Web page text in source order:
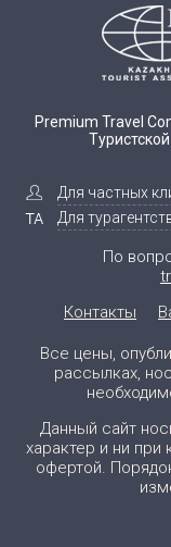
Premium Travel
Для частных
Для
По
Контакты
Все цены,
рассылках,
Данный сайт
характер и ни при
офертой.